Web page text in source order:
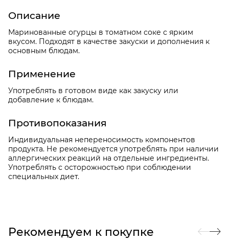
Описание
Маринованные огурцы в томатном соке с ярким
вкусом. Подходят в качестве закуски и дополнения к
основным блюдам.
Применение
Употреблять в готовом виде как закуску или
добавление к блюдам.
Противопоказания
Индивидуальная непереносимость компонентов
продукта. Не рекомендуется употреблять при наличии
аллергических реакций на отдельные ингредиенты.
Употреблять с осторожностью при соблюдении
специальных диет.
Рекомендуем к покупке